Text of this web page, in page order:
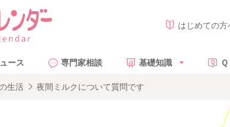
はじめての方
ース 専門家相談 基礎知識
生活 夜間ミルクについて質問です